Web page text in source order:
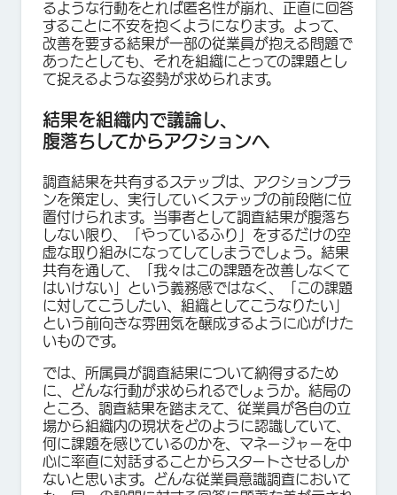
るような行動をとれば匿名性が崩れ、正直に回答
することに不安を抱くようになります。よって、
改善を要する結果が一部の従業員が抱える問題で
あったとしても、それを組織にとっての課題とし
て捉えるような姿勢が求められます。
結果を組織内で議論し、
腹落ちしてからアクションへ
調査結果を共有するステップは、アクションプラ
ンを策定し、実行していくステップの前段階に位
置付けられます。当事者として調査結果が腹落ち
しない限り、「やっているふり」をするだけの空
虚な取り組みになってしてしまうでしょう。結果
共有を通して、「我々はこの課題を改善しなくて
はいけない」という義務感ではなく、「この課題
に対してこうしたい、組織としてこうなりたい」
という前向きな雰囲気を醸成するように心がけた
いものです。
では、所属員が調査結果について納得するため
に、どんな行動が求められるでしょうか。結局の
ところ、調査結果を踏まえて、従業員が各自の立
場から組織内の現状をどのように認識していて、
何に課題を感じているのかを、マネージャーを中
心に率直に対話することからスタートさせるしか
ないと思います。どんな従業員意識調査において